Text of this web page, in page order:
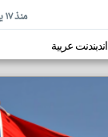
منذ ١٧ يوم
اندبندنت عربية